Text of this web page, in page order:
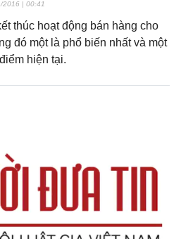
2016 | 00:41
thúc hoạt động bán hàng cho
đó một là phổ biến nhất và một
hiện tại.